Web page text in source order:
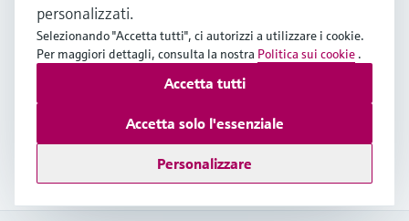
nelle applicazioni H
Le proprietà uniche di H2e CO 2pongono agli
operatori una serie di sfide. Scoprite in che
modo la nostra offerta e le nostre competenze
possono contribuire a ottimizzare la sicurezza e
l'efficienza delle applicazioni di gestione
dell'idrogeno e CCUS.
personalizzati.
Selezionando "Accetta tutti", ci autorizzi a utilizzare i cookie.
Per maggiori dettagli, consulta la nostra Politica sui cookie .
Personalizzare
Accetta solo l'essenziale
Accetta tutti